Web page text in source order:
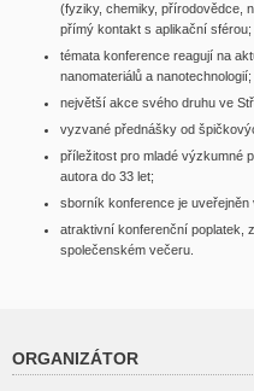
(fyziky, chemiky, přírodovědce,
přímý kontakt s aplikační sférou;
témata konference reagují na
nanomateriálů a nanotechnologií;
největší akce svého druhu ve
vyzvané přednášky od
příležitost pro mladé výzkumné
autora do 33 let;
sborník konference je uveřejněn
atraktivní konferenční poplatek,
společenském večeru.
ORGANIZÁTOR